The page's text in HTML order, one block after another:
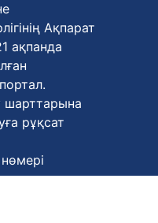
Ақпарат
ақпанда
шарттарына
рұқсат
нөмері